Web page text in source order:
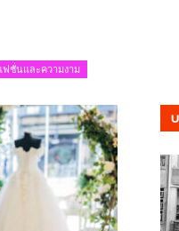
ฟชั่นและความงาม